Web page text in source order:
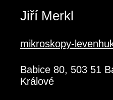
Jiří Merkl
mikroskopy-
Babice 80, 503 51
Králové